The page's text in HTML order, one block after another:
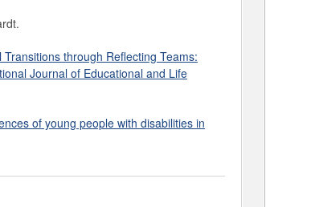
through Reflecting Teams:
Journal of Educational and Life
of young people with disabilities in